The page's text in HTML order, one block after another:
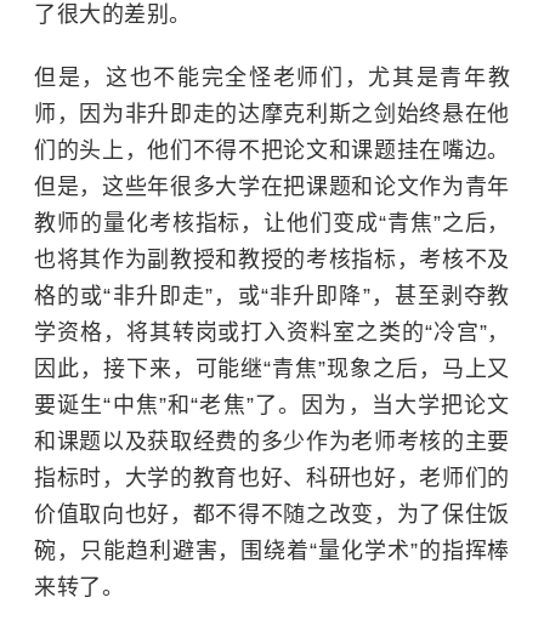
了很大的差别。
但是，这也不能完全怪老师们，尤其是青年教
师，因为非升即走的达摩克利斯之剑始终悬在他
们的头上，他们不得不把论文和课题挂在嘴边。
但是，这些年很多大学在把课题和论文作为青年
教师的量化考核指标，让他们变成“青焦”之后，
也将其作为副教授和教授的考核指标，考核不及
格的或“非升即走”，或“非升即降”，甚至剥夺教
学资格，将其转岗或打入资料室之类的“冷宫”，
因此，接下来，可能继“青焦”现象之后，马上又
要诞生“中焦”和“老焦”了。因为，当大学把论文
和课题以及获取经费的多少作为老师考核的主要
指标时，大学的教育也好、科研也好，老师们的
价值取向也好，都不得不随之改变，为了保住饭
碗，只能趋利避害，围绕着“量化学术”的指挥棒
来转了。